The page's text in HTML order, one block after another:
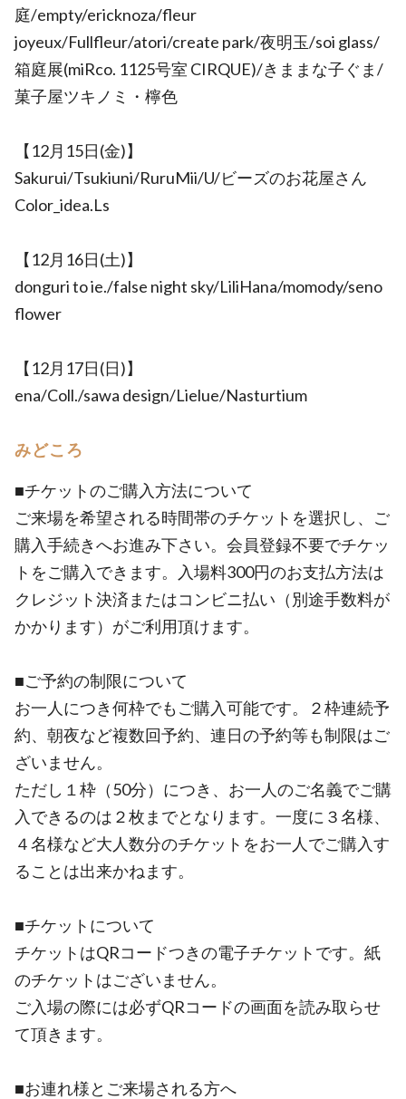
庭/empty/ericknoza/fleur
joyeux/Fullfleur/atori/create park/夜明玉/soi glass/
箱庭展(miRco. 1125号室 CIRQUE)/きままな子ぐま/
菓子屋ツキノミ・檸色
【12月15日(金)】
Sakurui/Tsukiuni/RuruMii/U/ビーズのお花屋さん
Color_idea.Ls
【12月16日(土)】
donguri to ie./false night sky/LiliHana/momody/seno
flower
【12月17日(日)】
ena/Coll./sawa design/Lielue/Nasturtium
みどころ
■チケットのご購入方法について
ご来場を希望される時間帯のチケットを選択し、ご
購入手続きへお進み下さい。会員登録不要でチケッ
トをご購入できます。入場料300円のお支払方法は
クレジット決済またはコンビニ払い（別途手数料が
かかります）がご利用頂けます。
■ご予約の制限について
お一人につき何枠でもご購入可能です。２枠連続予
約、朝夜など複数回予約、連日の予約等も制限はご
ざいません。
ただし１枠（50分）につき、お一人のご名義でご購
入できるのは２枚までとなります。一度に３名様、
４名様など大人数分のチケットをお一人でご購入す
ることは出来かねます。
■チケットについて
チケットはQRコードつきの電子チケットです。紙
のチケットはございません。
ご入場の際には必ずQRコードの画面を読み取らせ
て頂きます。
■お連れ様とご来場される方へ